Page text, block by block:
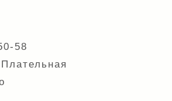
58
Плательная